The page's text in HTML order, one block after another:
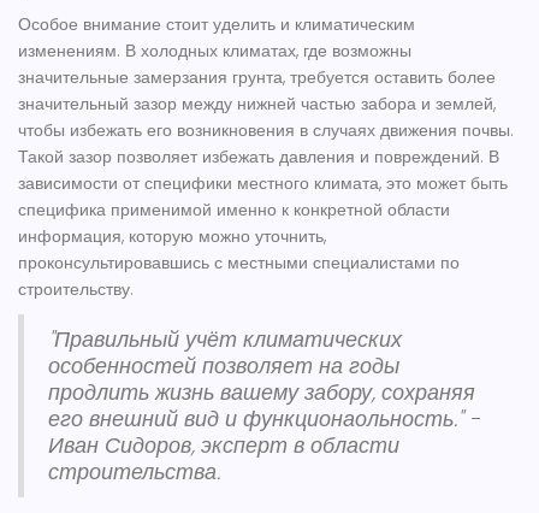
Особое внимание стоит уделить и климатическим
изменениям. В холодных климатах, где возможны
значительные замерзания грунта, требуется оставить более
значительный зазор между нижней частью забора и землей,
чтобы избежать его возникновения в случаях движения почвы.
Такой зазор позволяет избежать давления и повреждений. В
зависимости от специфики местного климата, это может быть
специфика применимой именно к конкретной области
информация, которую можно уточнить,
проконсультировавшись с местными специалистами по
строительству.
"Правильный учёт климатических
особенностей позволяет на годы
продлить жизнь вашему забору, сохраняя
его внешний вид и функционаольность." -
Иван Сидоров, эксперт в области
строительства.